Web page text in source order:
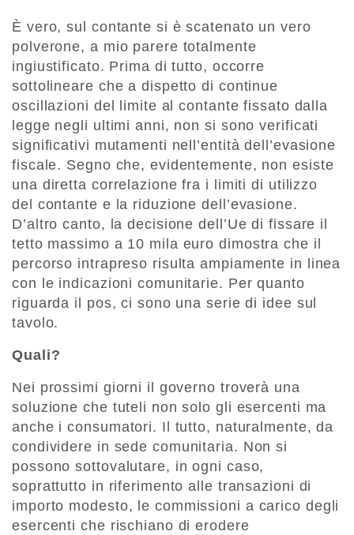
È vero, sul contante si è scatenato un vero
polverone, a mio parere totalmente
ingiustificato. Prima di tutto, occorre
sottolineare che a dispetto di continue
oscillazioni del limite al contante fissato dalla
legge negli ultimi anni, non si sono verificati
significativi mutamenti nell’entità dell’evasione
fiscale. Segno che, evidentemente, non esiste
una diretta correlazione fra i limiti di utilizzo
del contante e la riduzione dell’evasione.
D’altro canto, la decisione dell’Ue di fissare il
tetto massimo a 10 mila euro dimostra che il
percorso intrapreso risulta ampiamente in linea
con le indicazioni comunitarie. Per quanto
riguarda il pos, ci sono una serie di idee sul
tavolo.
Quali?
Nei prossimi giorni il governo troverà una
soluzione che tuteli non solo gli esercenti ma
anche i consumatori. Il tutto, naturalmente, da
condividere in sede comunitaria. Non si
possono sottovalutare, in ogni caso,
soprattutto in riferimento alle transazioni di
importo modesto, le commissioni a carico degli
esercenti che rischiano di erodere